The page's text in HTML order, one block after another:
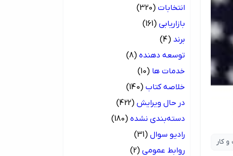
کار
انتخابات (320)
بازاریابی (161)
برند (4)
توسعه دهنده (8)
خدمات ها (10)
خلاصه کتاب (140)
در حال ویرایش (422)
دسته‌بندی نشده (180)
رادیو سوال (31)
روابط عمومی (2)